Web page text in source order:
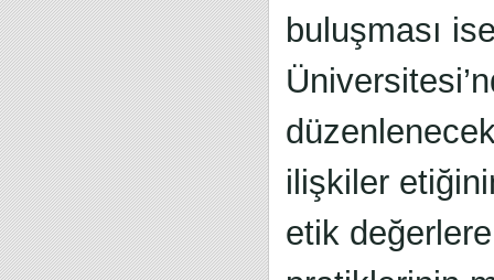
buluşması
ilişkiler
etik